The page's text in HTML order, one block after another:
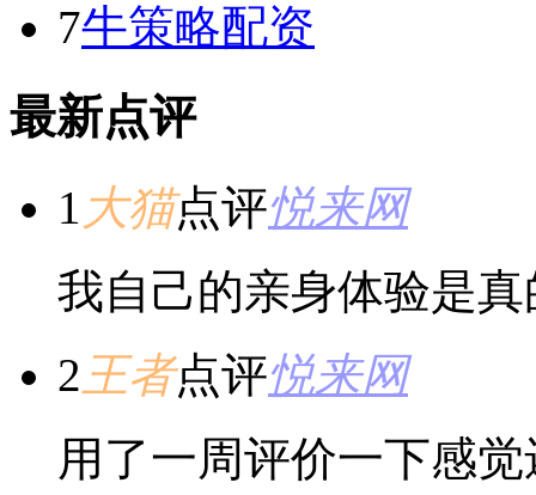
7牛策略配资
最新点评
1 大猫点评悦来网
我自己的亲身体验是
2 王者点评悦来网
用了一周评价一下感